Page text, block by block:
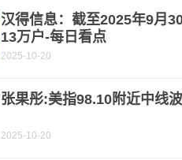
汉得信息：截至2025年9月
13万户-每日看点
2025-10-20
张果彤:美指98.10附近中线
2025-10-20